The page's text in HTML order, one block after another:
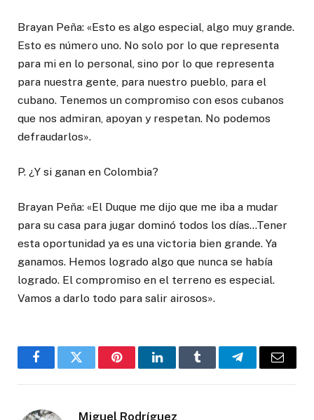
Brayan Peña: «Esto es algo especial, algo muy grande.
Esto es número uno. No solo por lo que representa
para mi en lo personal, sino por lo que representa
para nuestra gente, para nuestro pueblo, para el
cubano. Tenemos un compromiso con esos cubanos
que nos admiran, apoyan y respetan. No podemos
defraudarlos».
P. ¿Y si ganan en Colombia?
Brayan Peña: «El Duque me dijo que me iba a mudar
para su casa para jugar dominó todos los días…Tener
esta oportunidad ya es una victoria bien grande. Ya
ganamos. Hemos logrado algo que nunca se había
logrado. El compromiso en el terreno es especial.
Vamos a darlo todo para salir airosos».
FacebookTwitter PinterestLinkedInTumblr TelegramEmail
Miguel Rodríguez